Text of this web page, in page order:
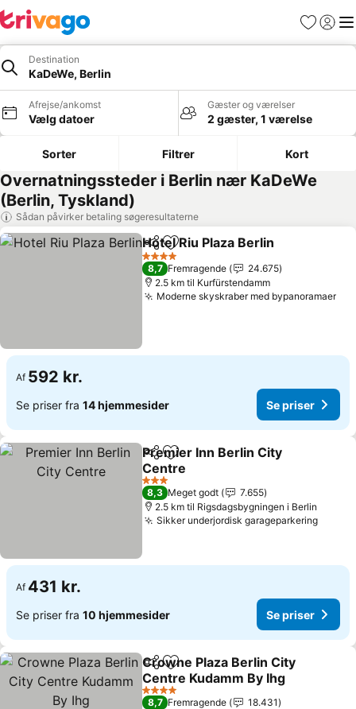
Favoritter
Log ind
Destination
KaDeWe, Berlin
Afrejse/ankomst
Vælg datoer
Gæster og værelser
2 gæster, 1 værelse
Sorter Filtrer Kort
Overnatningssteder i Berlin nær KaDeWe
(Berlin, Tyskland)
Sådan påvirker betaling søgeresultaterne
Del Føj til favoritter
Hotel Riu Plaza Berlin
4 Stjerner
8,7 Fremragende
24.675
2.5 km til Kurfürstendamm
Moderne skyskraber med bypanoramaerSe
Af 592 kr.
Se priser fra 14 hjemmesider Se priser
Del Føj til favoritter
Premier Inn Berlin City
Centre
Se priser
3 Stjerner
8,3 Meget godt
7.655
2.5 km til Rigsdagsbygningen i Berlin
Sikker underjordisk garageparkeringSe
Af 431 kr.
Se priser fra 10 hjemmesider Se priser
Del Føj til favoritter
Crowne Plaza Berlin City
Centre Kudamm By Ihg
Se priser
4 Stjerner
8,7 Fremragende
18.431